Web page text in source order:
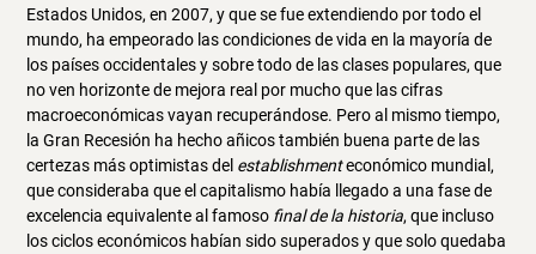
Estados Unidos, en 2007, y que se fue extendiendo por todo el
mundo, ha empeorado las condiciones de vida en la mayoría de
los países occidentales y sobre todo de las clases populares, que
no ven horizonte de mejora real por mucho que las cifras
macroeconómicas vayan recuperándose. Pero al mismo tiempo,
la Gran Recesión ha hecho añicos también buena parte de las
certezas más optimistas del establishmenteconómico mundial,
que consideraba que el capitalismo había llegado a una fase de
excelencia equivalente al famoso final de la historia, que incluso
los ciclos económicos habían sido superados y que solo quedaba